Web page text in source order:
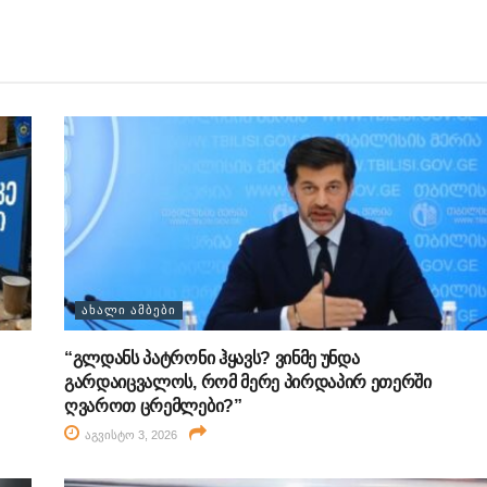
ᲐᲮᲐᲚᲘ ᲐᲛᲑᲔᲑᲘ
“გლდანს პატრონი ჰყავს? ვინმე უნდა
გარდაიცვალოს, რომ მერე პირდაპირ ეთერში
ღვაროთ ცრემლები?”
აგვისტო 3, 2026